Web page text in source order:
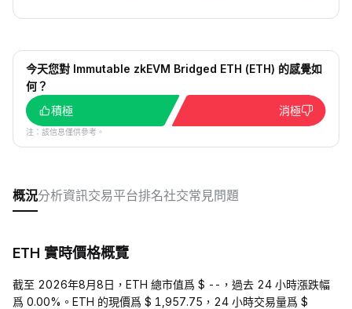
今天您對 Immutable zkEVM Bridged ETH (ETH) 的感覺如
何？
積極
消極
注：該信息僅供參考。
概況分析資訊交易平台排名社交常見問題
ETH 實時價格概覽
截至 2026年8月8日，ETH 總市值爲 $ --，過去 24 小時漲跌幅
爲 0.00%。ETH 的現價爲 $ 1,957.75，24 小時交易量爲 $